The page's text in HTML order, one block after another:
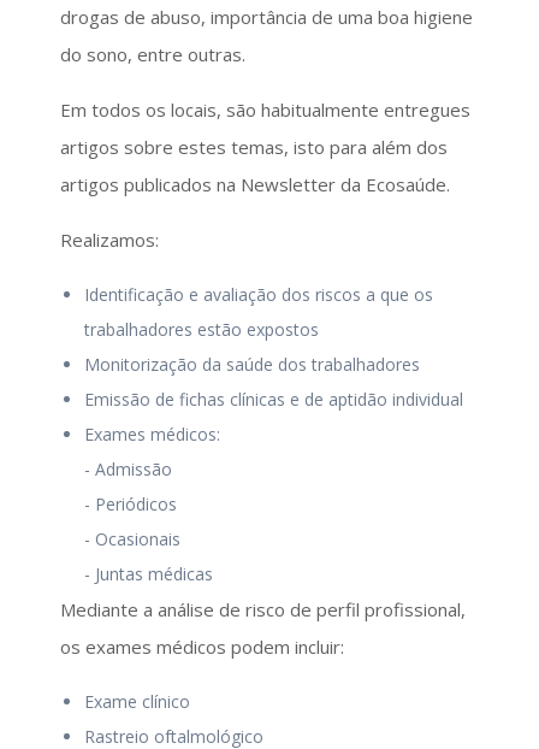
drogas de abuso, importância de uma boa higiene
do sono, entre outras.
Em todos os locais, são habitualmente entregues
artigos sobre estes temas, isto para além dos
artigos publicados na Newsletter da Ecosaúde.
Realizamos:
Identificação e avaliação dos riscos a que os
trabalhadores estão expostos
Monitorização da saúde dos trabalhadores
Emissão de fichas clínicas e de aptidão individual
Exames médicos:
- Admissão
- Periódicos
- Ocasionais
- Juntas médicas
Mediante a análise de risco de perfil profissional,
os exames médicos podem incluir:
Exame clínico
Rastreio oftalmológico